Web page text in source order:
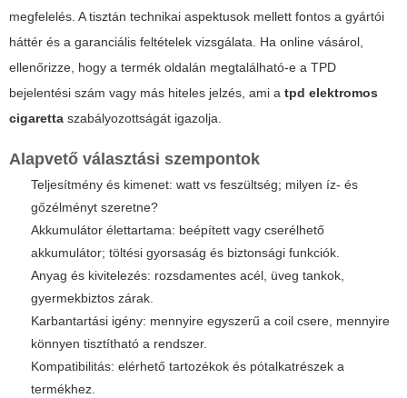
megfelelés. A tisztán technikai aspektusok mellett fontos a gyártói
háttér és a garanciális feltételek vizsgálata. Ha online vásárol,
ellenőrizze, hogy a termék oldalán megtalálható-e a TPD
bejelentési szám vagy más hiteles jelzés, ami a tpd elektromos
cigaretta szabályozottságát igazolja.
Alapvető választási szempontok
Teljesítmény és kimenet: watt vs feszültség; milyen íz- és
gőzélményt szeretne?
Akkumulátor élettartama: beépített vagy cserélhető
akkumulátor; töltési gyorsaság és biztonsági funkciók.
Anyag és kivitelezés: rozsdamentes acél, üveg tankok,
gyermekbiztos zárak.
Karbantartási igény: mennyire egyszerű a coil csere, mennyire
könnyen tisztítható a rendszer.
Kompatibilitás: elérhető tartozékok és pótalkatrészek a
termékhez.